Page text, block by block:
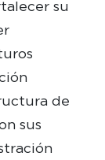
su
de
sus